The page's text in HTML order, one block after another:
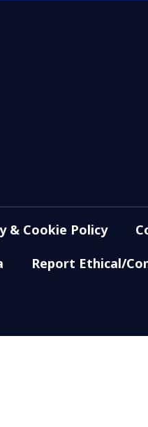
& Cookie Policy
Report Ethical/